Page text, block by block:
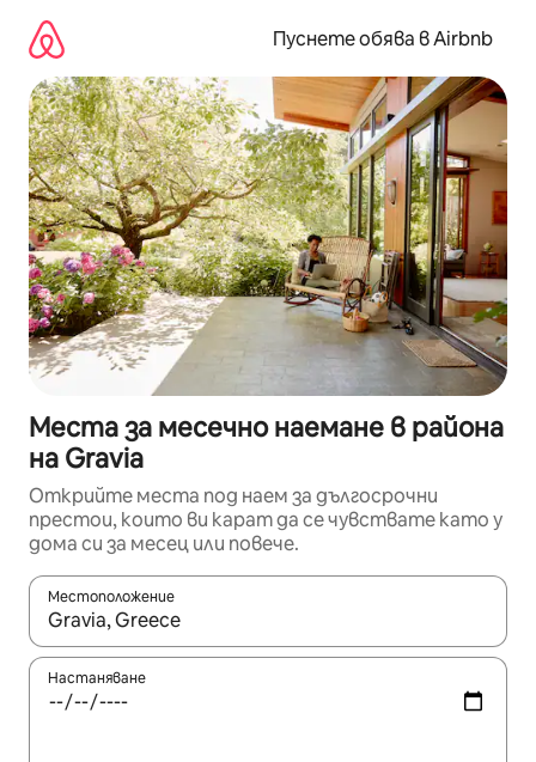
съдържанието
Пуснете обява в Airbnb
Места за месечно наемане в района
на Gravia
Открийте места под наем за дългосрочни
престои, които ви карат да се чувствате като у
дома си за месец или повече.
Местоположение
Когато резултатите се покажат, използвайте
Настаняване